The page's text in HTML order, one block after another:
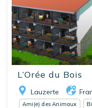
L’Orée du Bois
Lauzerte
Ami(e) des Animaux